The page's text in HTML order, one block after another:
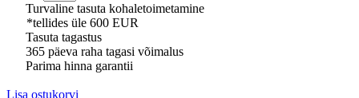
Turvaline tasuta kohaletoimetamine
*tellides üle 600 EUR
Tasuta tagastus
365 päeva raha tagasi võimalus
Parima hinna garantii
Lisa ostukorvi